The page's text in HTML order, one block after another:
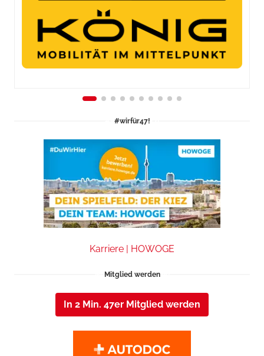
#wirfür47!
Karriere | HOWOGE
Mitglied werden
In 2 Min. 47er Mitglied werden